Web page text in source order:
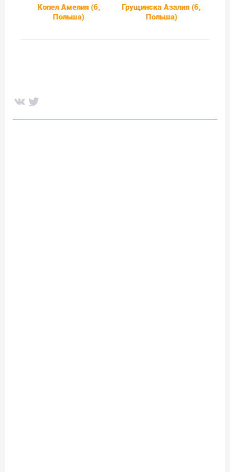
Копел Амелия (6,
Польша)
Грущинска Азалия (6,
Польша)